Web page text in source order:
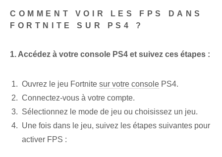
COMMENT VOIR LES FPS DANS
FORTNITE SUR PS4 ?
1. Accédez à votre console PS4 et suivez ces étapes :
Ouvrez le jeu Fortnite sur votre console PS4.
Connectez-vous à votre compte.
Sélectionnez le mode de jeu ou ⁢choisissez⁤ un⁤ jeu.
Une fois dans⁤ le⁤ jeu, suivez les étapes suivantes pour
activer ⁣FPS :